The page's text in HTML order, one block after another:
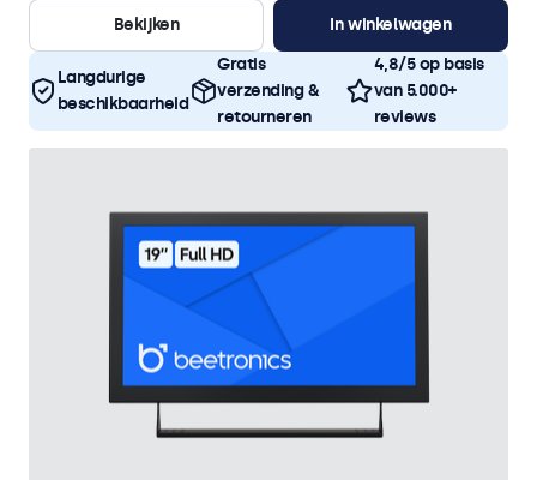
Bekijken
In winkelwagen
Langdurige
beschikbaarheid
Gratis
verzending &
retourneren
4,8/5 op basis
van 5.000+
reviews